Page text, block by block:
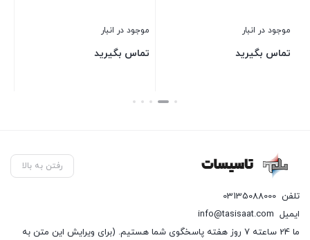
موجود در انبار
تماس بگیرید
موجود در انبار
تماس بگیرید
بستن
رفتن به بالا
تلفن 03135088000
ایمیل info@tasisaat.com
ما 24 ساعته 7 روز هفته پاسخگوی شما هستیم. (برای ویرایش این متن به